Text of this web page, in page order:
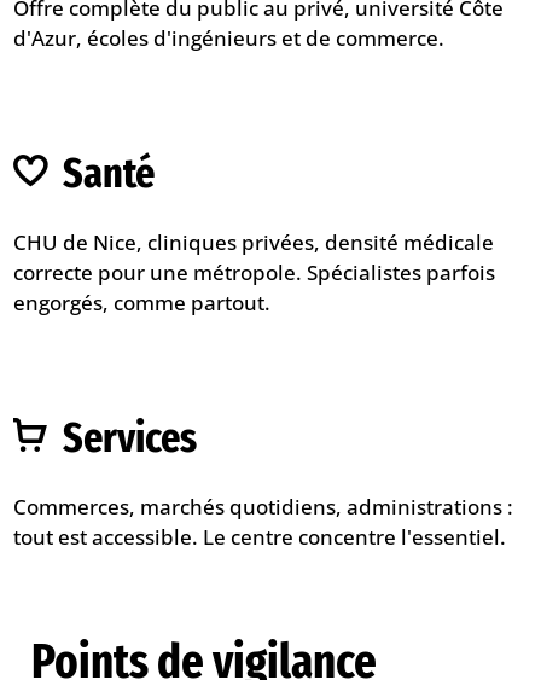
Offre complète du public au privé, université Côte
d'Azur, écoles d'ingénieurs et de commerce.
Santé
CHU de Nice, cliniques privées, densité médicale
correcte pour une métropole. Spécialistes parfois
engorgés, comme partout.
Services
Commerces, marchés quotidiens, administrations :
tout est accessible. Le centre concentre l'essentiel.
Points de vigilance